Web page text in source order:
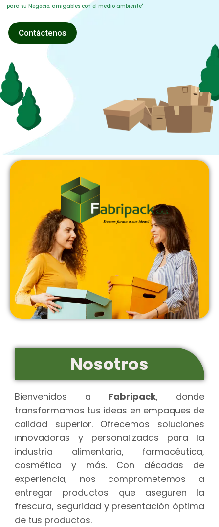
para su Negocio, amigables con el medio ambiente"
Contáctenos
Nosotros
Bienvenidos a Fabripack, donde
transformamos tus ideas en empaques de
calidad superior. Ofrecemos soluciones
innovadoras y personalizadas para la
industria alimentaria, farmacéutica,
cosmética y más. Con décadas de
experiencia, nos comprometemos a
entregar productos que aseguren la
frescura, seguridad y presentación óptima
de tus productos.